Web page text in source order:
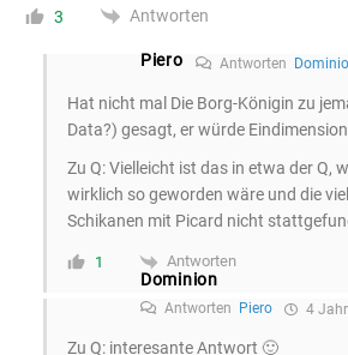
3 Antworten
Piero Antworten
Hat nicht mal Die Borg-Königin zu
Data?) gesagt, er würde
Zu Q: Vielleicht ist das in etwa der Q,
wirklich so geworden wäre und die
Schikanen mit Picard nicht
1 Antworten
Dominion
Antworten Piero 4
Zu Q: interesante Antwort 🙂